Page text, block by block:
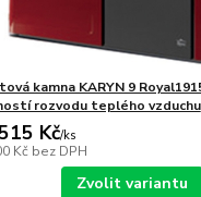
kamna KARYN 9
rozvodu teplého vzduchu
Kč/ks
Kč bez DPH
Zvolit variantu